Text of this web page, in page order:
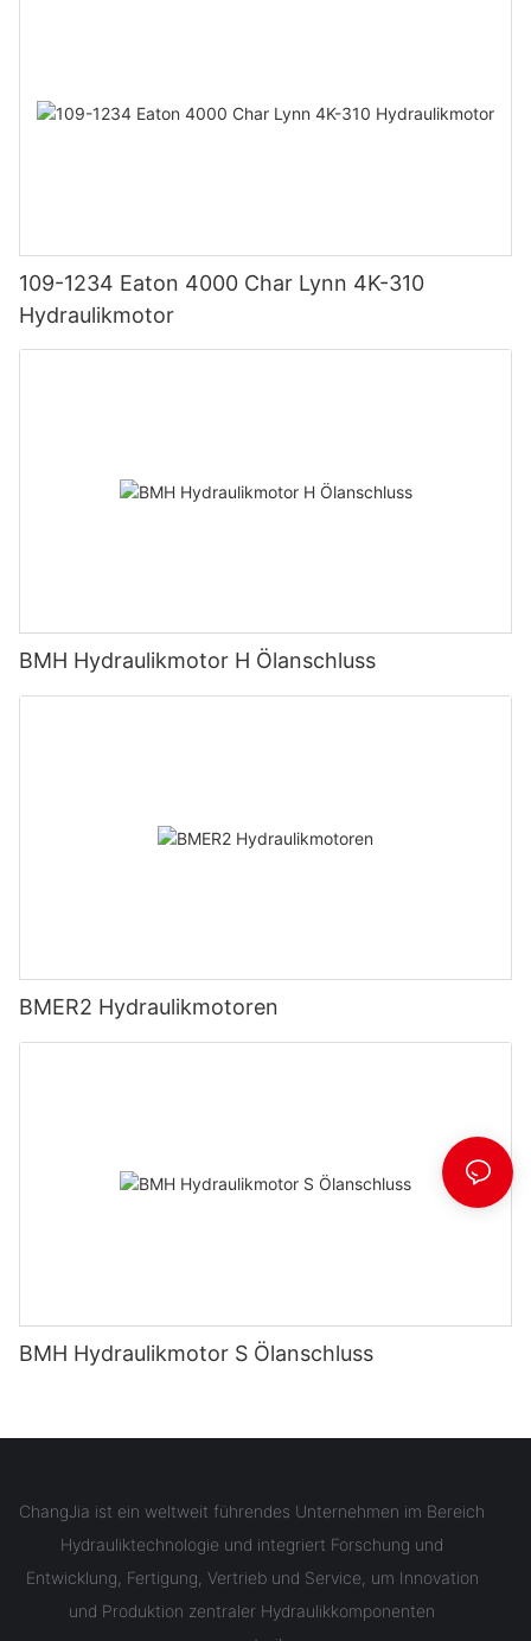
109-1234 Eaton 4000 Char Lynn 4K-310
Hydraulikmotor
BMH Hydraulikmotor H Ölanschluss
BMER2 Hydraulikmotoren
BMH Hydraulikmotor S Ölanschluss
ChangJia ist ein weltweit führendes Unternehmen im Bereich
Hydrauliktechnologie und integriert Forschung und
Entwicklung, Fertigung, Vertrieb und Service, um Innovation
und Produktion zentraler Hydraulikkomponenten